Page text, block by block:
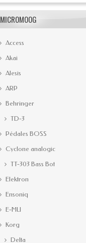
MICROMOOG
Access
Akai
Alesis
ARP
Behringer
TD-3
Pédales BOSS
Cyclone analogic
TT-303 Bass Bot
Elektron
Ensoniq
E-MU
Korg
Delta